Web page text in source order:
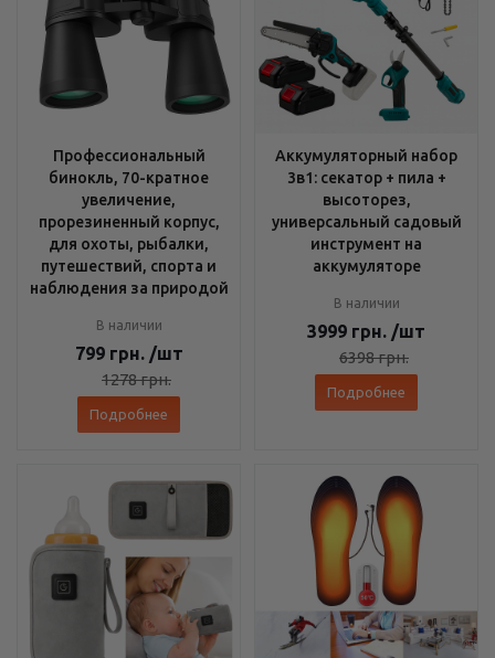
Профессиональный
бинокль, 70-кратное
увеличение,
прорезиненный корпус,
для охоты, рыбалки,
путешествий, спорта и
наблюдения за природой
В наличии
799 грн. /шт
1278грн.
Подробнее
Аккумуляторный набор
3в1: секатор + пила +
высоторез,
универсальный садовый
инструмент на
аккумуляторе
В наличии
3999 грн. /шт
6398грн.
Подробнее